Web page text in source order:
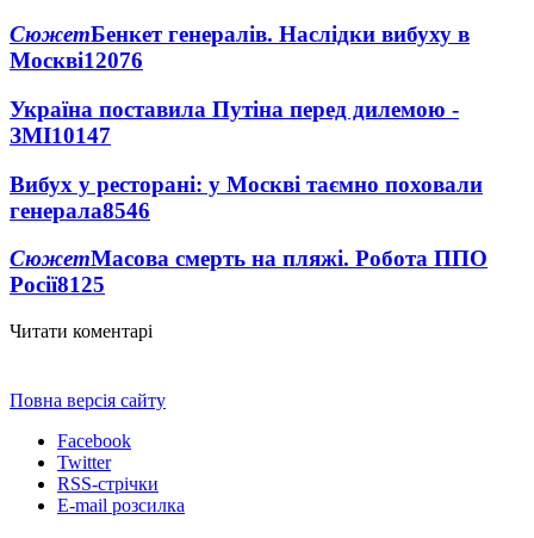
СюжетБенкет генералів. Наслідки вибуху в
Москві12076
Україна поставила Путіна перед дилемою -
ЗМІ10147
Вибух у ресторані: у Москві таємно поховали
генерала8546
СюжетМасова смерть на пляжі. Робота ППО
Росії8125
Читати коментарі
Повна версія сайту
Facebook
Twitter
RSS-стрічки
E-mail розсилка